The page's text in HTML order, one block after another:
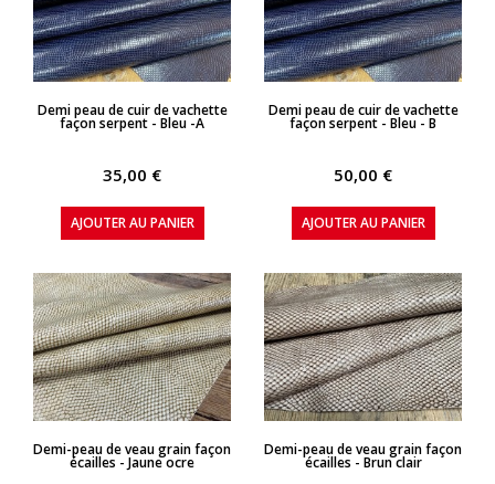
APERÇU RAPIDE
Demi peau de cuir de vachette
façon serpent - Bleu -A
35,00 €
AJOUTER AU PANIER
APERÇU RAPIDE
Demi peau de cuir de vachette
façon serpent - Bleu - B
50,00 €
AJOUTER AU PANIER
APERÇU RAPIDE
Demi-peau de veau grain façon
écailles - Jaune ocre
APERÇU RAPIDE
Demi-peau de veau grain façon
écailles - Brun clair